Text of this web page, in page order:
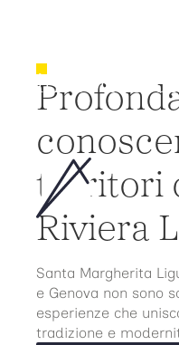
Estate
territori
Riviera
Santa Margherita
e Genova non sono
esperienze che
tradizione e